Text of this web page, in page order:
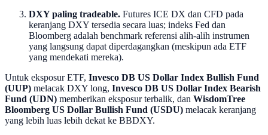
DXY paling tradeable. Futures ICE DX dan CFD pada
keranjang DXY tersedia secara luas; indeks Fed dan
Bloomberg adalah benchmark referensi alih-alih instrumen
yang langsung dapat diperdagangkan (meskipun ada ETF
yang mendekati mereka).
Untuk eksposur ETF, Invesco DB US Dollar Index Bullish Fund
(UUP) melacak DXY long, Invesco DB US Dollar Index Bearish
Fund (UDN) memberikan eksposur terbalik, dan WisdomTree
Bloomberg US Dollar Bullish Fund (USDU) melacak keranjang
yang lebih luas lebih dekat ke BBDXY.